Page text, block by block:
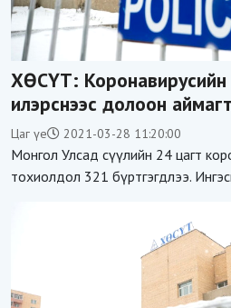
ХӨСҮТ:
илэрснээс долоон
авсан батлагдлаа
Цаг үе 2021-03-28 11:20:00
Монгол Улсад сүүлийн 24 цагт
тохиолдол 321 бүртгэгдлээ.